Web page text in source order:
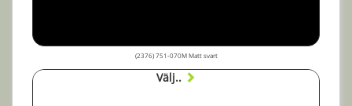
(2376) 751-070M Matt svart
Välj..